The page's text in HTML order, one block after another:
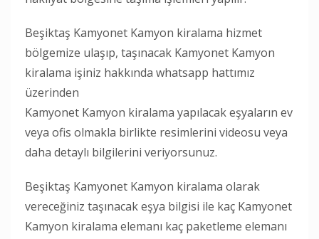
Beşiktaş Kamyonet Kamyon kiralama hizmet
bölgemize ulaşıp, taşınacak Kamyonet Kamyon
kiralama işiniz hakkında whatsapp hattımız
üzerinden
Kamyonet Kamyon kiralama yapılacak eşyaların ev
veya ofis olmakla birlikte resimlerini videosu veya
daha detaylı bilgilerini veriyorsunuz.
Beşiktaş Kamyonet Kamyon kiralama olarak
vereceğiniz taşınacak eşya bilgisi ile kaç Kamyonet
Kamyon kiralama elemanı kaç paketleme elemanı